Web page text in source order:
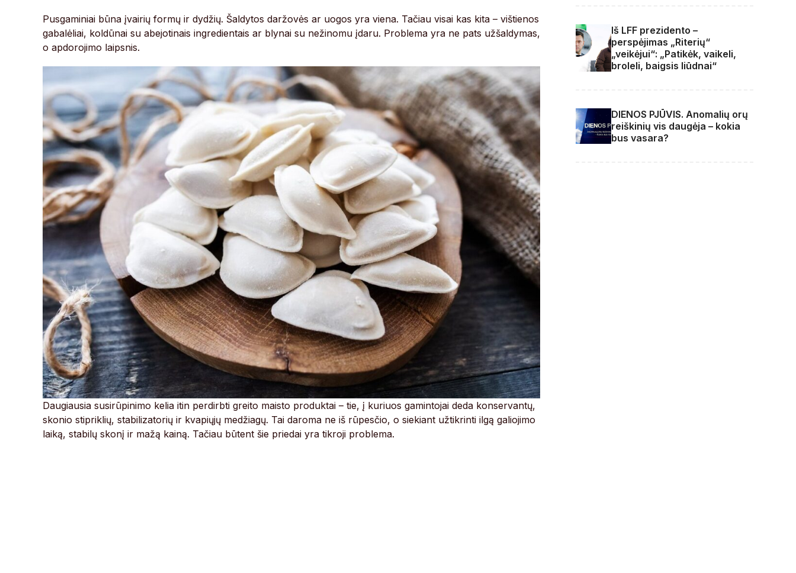
Pusgaminiai būna įvairių formų ir dydžių. Šaldytos daržovės ar uogos yra viena. Tačiau visai kas kita – vištienos
gabalėliai, koldūnai su abejotinais ingredientais ar blynai su nežinomu įdaru. Problema yra ne pats užšaldymas,
o apdorojimo laipsnis.
Daugiausia susirūpinimo kelia itin perdirbti greito maisto produktai – tie, į kuriuos gamintojai deda konservantų,
skonio stipriklių, stabilizatorių ir kvapiųjų medžiagų. Tai daroma ne iš rūpesčio, o siekiant užtikrinti ilgą galiojimo
laiką, stabilų skonį ir mažą kainą. Tačiau būtent šie priedai yra tikroji problema.
Iš LFF prezidento –
perspėjimas „Riterių“
„veikėjui“: „Patikėk, vaikeli,
broleli, baigsis liūdnai“
DIENOS PJŪVIS. Anomalių orų
reiškinių vis daugėja – kokia
bus vasara?